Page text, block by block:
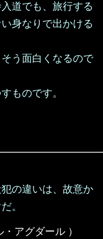
道でも、旅行する
身なりで出かける
う面白くなるので
ものです。
の違いは、故意か
。
アグダール ）